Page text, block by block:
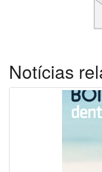
Notícias